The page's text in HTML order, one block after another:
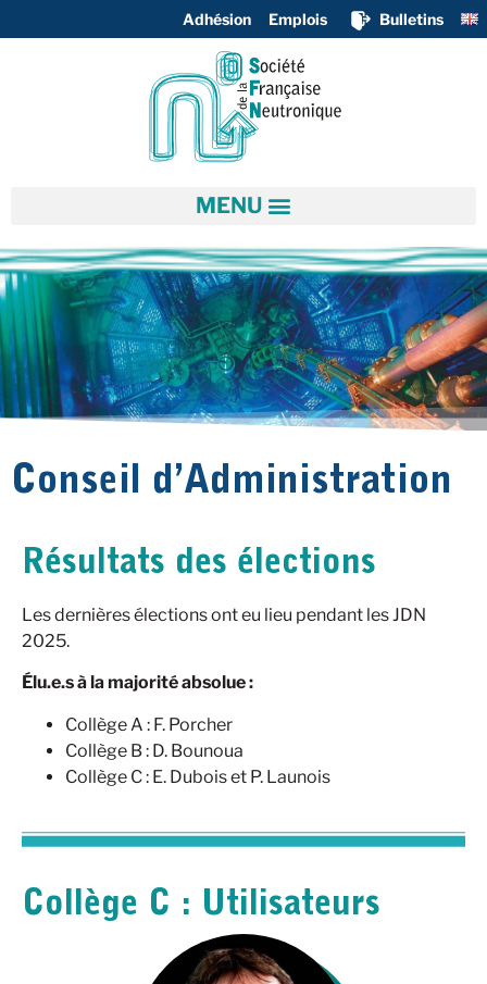
Adhésion Emplois Bulletins
Conseil d’Administration
Résultats des élections
Les dernières élections ont eu lieu pendant les JDN
2025.
Élu.e.s à la majorité absolue :
Collège A : F. Porcher
Collège B : D. Bounoua
Collège C : E. Dubois et P. Launois
Collège C : Utilisateurs